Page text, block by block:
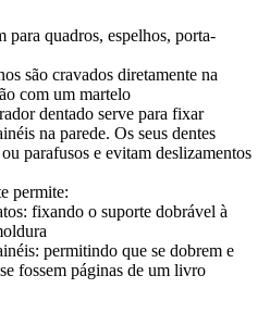
para quadros, espelhos, porta-
são cravados diretamente na
com um martelo
dentado serve para fixar
na parede. Os seus dentes
parafusos e evitam deslizamentos
permite:
fixando o suporte dobrável à
permitindo que se dobrem e
fossem páginas de um livro